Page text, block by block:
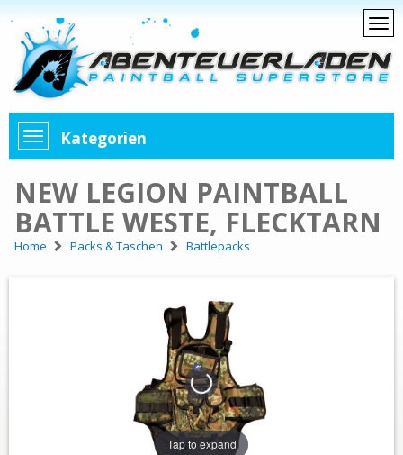
Kategorien
NEW LEGION PAINTBALL
BATTLE WESTE, FLECKTARN
Home Packs & Taschen Battlepacks
Tap to expand